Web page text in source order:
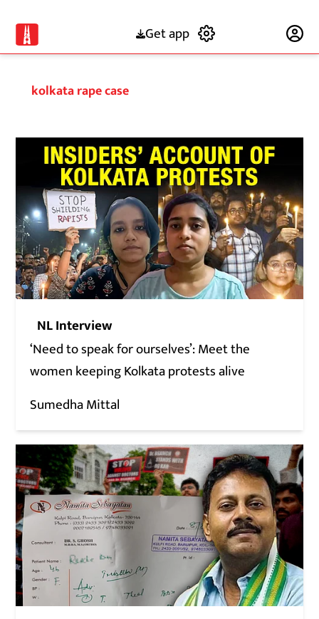
Get app
kolkata rape case
NL Interview
‘Need to speak for ourselves’: Meet the
women keeping Kolkata protests alive
Sumedha Mittal